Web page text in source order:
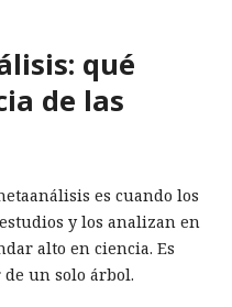
qué
de las
es cuando los
y los analizan en
alto en ciencia. Es
un solo árbol.